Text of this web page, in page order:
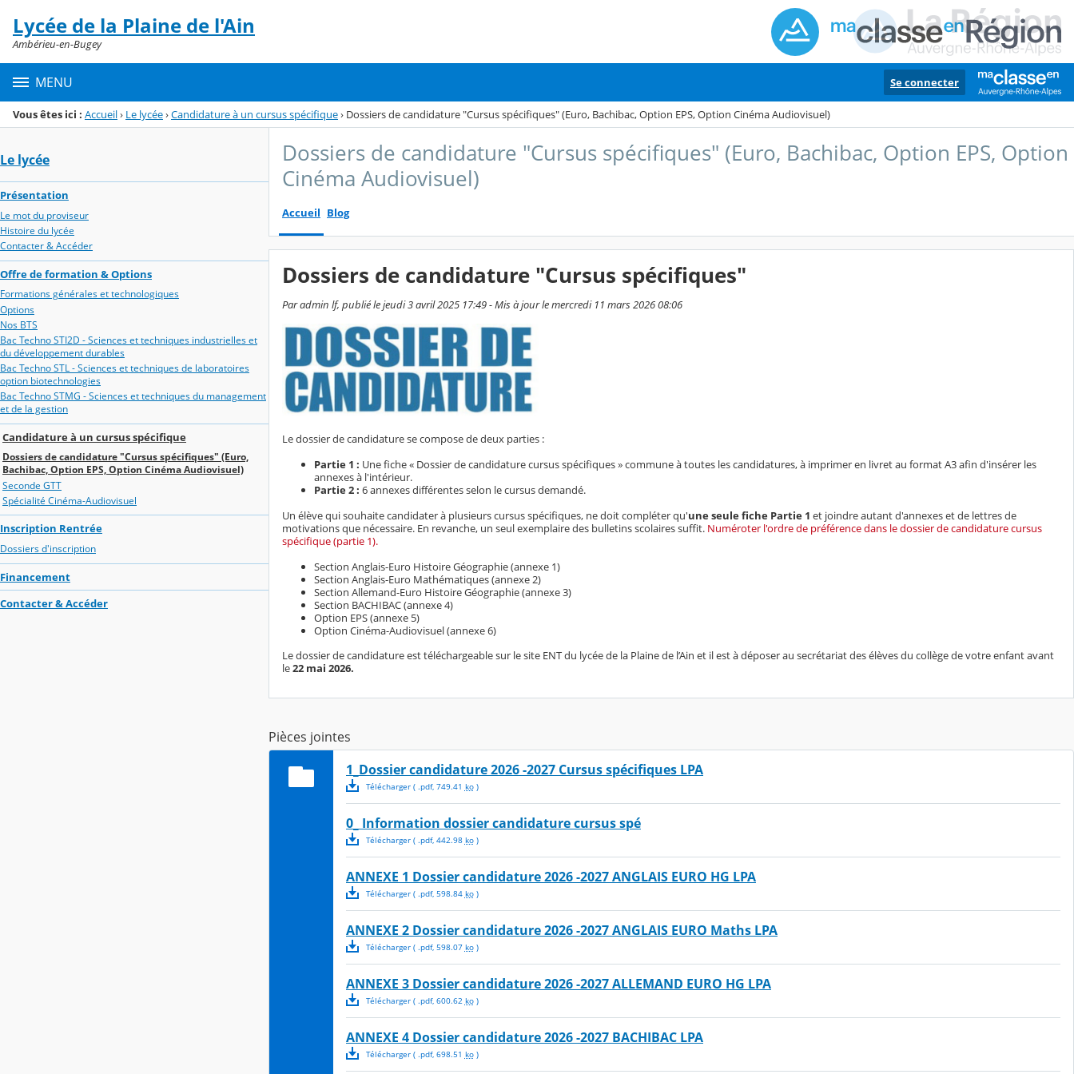
Menu de la rubrique
Contenu
Lycée de la Plaine de l'Ain
Ambérieu-en-Bugey
MENU Se connecter
Vous êtes ici : Accueil› Le lycée›Candidature à un cursus spécifique› Dossiers de candidature "Cursus spécifiques" (Euro, Bachibac, Option EPS, Option Cinéma Audiovisuel)
Le lycée
Présentation
Le mot du proviseur
Histoire du lycée
Contacter & Accéder
Offre de formation & Options
Formations générales et technologiques
Options
Nos BTS
Bac Techno STI2D - Sciences et techniques industrielles et
du développement durables
Bac Techno STL - Sciences et techniques de laboratoires
option biotechnologies
Bac Techno STMG - Sciences et techniques du management
et de la gestion
Candidature à un cursus spécifique
Dossiers de candidature "Cursus spécifiques" (Euro,
Bachibac, Option EPS, Option Cinéma Audiovisuel)
Seconde GTT
Spécialité Cinéma-Audiovisuel
Inscription Rentrée
Dossiers d'inscription
Financement
Contacter & Accéder
Dossiers de candidature "Cursus spécifiques" (Euro, Bachibac, Option EPS, Option
Cinéma Audiovisuel)
Accueil Blog
Dossiers de candidature "Cursus spécifiques"
Par admin lf, publié le jeudi 3 avril 2025 17:49 - Mis à jour le mercredi 11 mars 2026 08:06
Le dossier de candidature se compose de deux parties :
Partie 1 : Une fiche « Dossier de candidature cursus spécifiques » commune à toutes les candidatures, à imprimer en livret au format A3 afin d'insérer les
annexes à l'intérieur.
Partie 2 : 6 annexes différentes selon le cursus demandé.
Un élève qui souhaite candidater à plusieurs cursus spécifiques, ne doit compléter qu'une seule fiche Partie 1 et joindre autant d'annexes et de lettres de
motivations que nécessaire. En revanche, un seul exemplaire des bulletins scolaires suffit. Numéroter l'ordre de préférence dans le dossier de candidature cursus
spécifique (partie 1).
Section Anglais-Euro Histoire Géographie (annexe 1)
Section Anglais-Euro Mathématiques (annexe 2)
Section Allemand-Euro Histoire Géographie (annexe 3)
Section BACHIBAC (annexe 4)
Option EPS (annexe 5)
Option Cinéma-Audiovisuel (annexe 6)
Le dossier de candidature est téléchargeable sur le site ENT du lycée de la Plaine de l’Ain et il est à déposer au secrétariat des élèves du collège de votre enfant avant
le22 mai 2026.
Pièces jointes
1_Dossier candidature 2026 -2027 Cursus spécifiques LPA
Télécharger( .pdf, 749.41 ko)
0_ Information dossier candidature cursus spé
Télécharger( .pdf, 442.98 ko)
ANNEXE 1 Dossier candidature 2026 -2027 ANGLAIS EURO HG LPA
Télécharger( .pdf, 598.84 ko)
ANNEXE 2 Dossier candidature 2026 -2027 ANGLAIS EURO Maths LPA
Télécharger( .pdf, 598.07 ko)
ANNEXE 3 Dossier candidature 2026 -2027 ALLEMAND EURO HG LPA
Télécharger( .pdf, 600.62 ko)
ANNEXE 4 Dossier candidature 2026 -2027 BACHIBAC LPA
Télécharger( .pdf, 698.51 ko)